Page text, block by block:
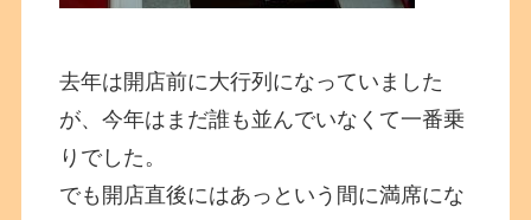
去年は開店前に大行列になっていました
が、今年はまだ誰も並んでいなくて一番乗
りでした。
でも開店直後にはあっという間に満席にな